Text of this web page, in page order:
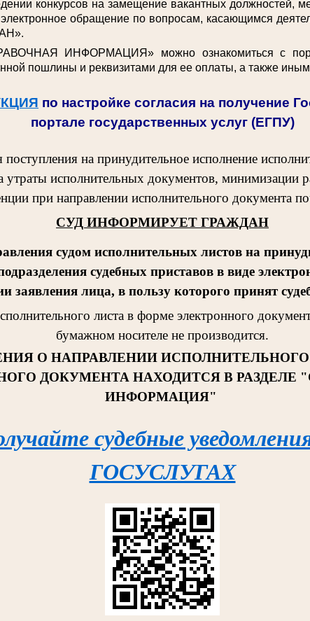
конкурсов на замещение вакантных должностей,
обращение по вопросам, касающимся
ИНФОРМАЦИЯ» можно ознакомиться с
пошлины и реквизитами для ее оплаты, а также
по настройке согласия на получение
портале государственных услуг (ЕГПУ)
поступления на принудительное исполнение
утраты исполнительных документов, минимизации
при направлении исполнительного документа
СУД ИНФОРМИРУЕТ ГРАЖДАН
судом исполнительных листов на
судебных приставов в виде
заявления лица, в пользу которого принят
о листа в форме электронного
бумажном носителе не производится.
О НАПРАВЛЕНИИ
ДОКУМЕНТА НАХОДИТСЯ В РАЗДЕЛЕ
ИНФОРМАЦИЯ"
судебные
ГОСУСЛУГАХ